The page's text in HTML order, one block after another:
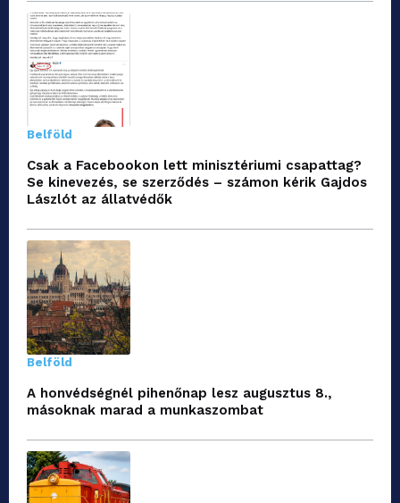
Belföld
Csak a Facebookon lett minisztériumi csapattag?
Se kinevezés, se szerződés – számon kérik Gajdos
Lászlót az állatvédők
Belföld
A honvédségnél pihenőnap lesz augusztus 8.,
másoknak marad a munkaszombat